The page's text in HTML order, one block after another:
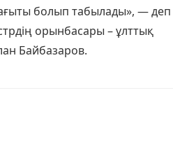
болып табылады», — деп
орынбасары – ұлттық
Байбазаров.